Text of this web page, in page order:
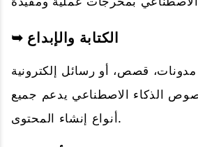
➥ الكتابة والإبداع
مدونات، قصص، أو رسائل إلكترونية
الذكاء الاصطناعي يدعم جميع
أنواع إنشاء المحتوى.